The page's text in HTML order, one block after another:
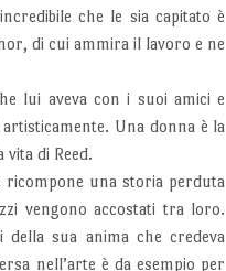
che le sia capitato è
di cui ammira il lavoro e ne
lui aveva con i suoi amici e
Una donna è la
vita di Reed.
ricompone una storia perduta
vengono accostati tra loro.
sua anima che credeva
nell’arte è da esempio per